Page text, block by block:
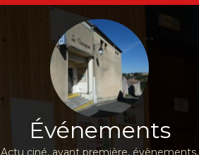
Événements
Actu ciné, avant première, évènements,